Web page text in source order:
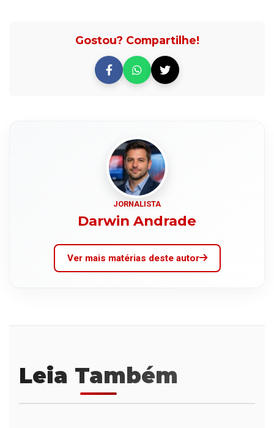
Gostou? Compartilhe!
JORNALISTA
Darwin Andrade
Ver mais matérias deste autor
Leia Também